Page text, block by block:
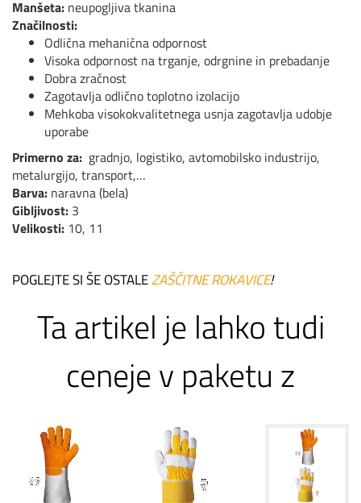
Manšeta: neupogljiva tkanina
Značilnosti:
Odlična mehanična odpornost
Visoka odpornost na trganje, odrgnine in prebadanje
Dobra zračnost
Zagotavlja odlično toplotno izolacijo
Mehkoba visokokvalitetnega usnja zagotavlja udobje
uporabe
Primerno za: gradnjo, logistiko, avtomobilsko industrijo,
metalurgijo, transport,…
Barva: naravna (bela)
Gibljivost: 3
Velikosti: 10, 11
POGLEJTE SI ŠE OSTALEZAŠČITNE ROKAVICE!
Ta artikel je lahko tudi
ceneje v paketu z